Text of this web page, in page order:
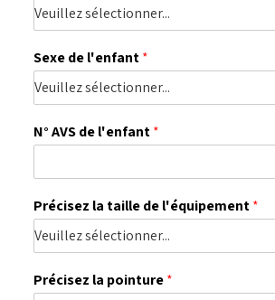
Sexe de l'enfant*
N° AVS de l'enfant*
Précisez la taille de l'équipement*
Précisez la pointure*